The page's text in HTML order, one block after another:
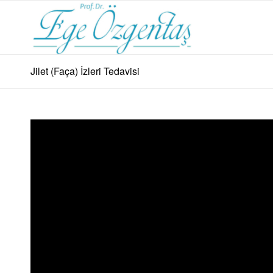
Jilet (Faça) İzleri Tedavisi